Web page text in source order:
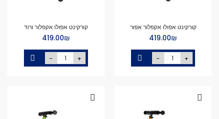
קורקינט אפולו אקפלור אפור
₪‏419.00
- +
קורקינט אפולו אקפלור ורוד
₪‏419.00
- +